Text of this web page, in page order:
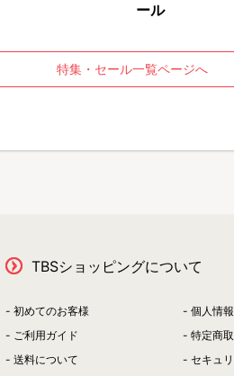
ール
特集・セール一覧ページへ
TBSショッピングについて
初めてのお客様
ご利用ガイド
送料について
個人情
特定商
セキュ